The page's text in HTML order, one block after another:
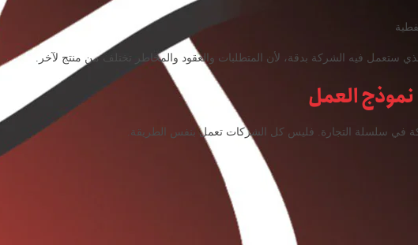
ستعمل فيه الشركة بدقة، لأن المتطلبات والعقود والمخاطر تختلف من منتج لآخر.
نموذج العمل
في سلسلة التجارة. فليس كل الشركات تعمل بنفس الطريقة.